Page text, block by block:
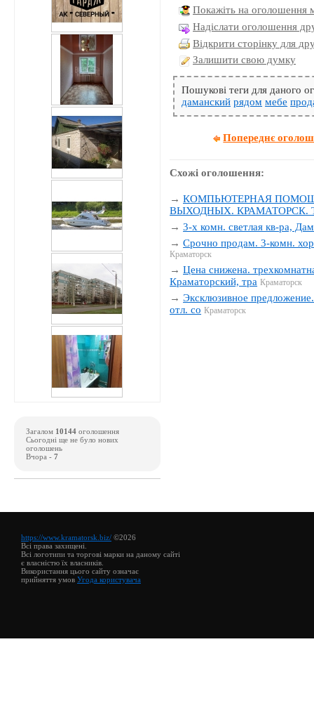
Покажіть на оголошення
Надіслати оголошення
Відкрити сторінку для
Залишити свою думку
Пошукові теги для даного
даманский рядом мебе
Попереднє
Схожі оголошення:
→КОМПЬЮТЕРНАЯ
ВЫХОДНЫХ. КРАМАТОРСК.
→3-х комн. светлая кв-ра,
→Срочно продам. 3-комн.
Краматорск
→Цена снижена.
Краматорский, тра Краматорск
→Эксклюзивное
отл. со Краматорск
Загалом 10144 оголошення
Сьогодні ще не було нових
оголошень
Вчора - 7
https://www.kramatorsk.biz/ ©2026
Всі права захищені.
Всі логотипи та торгові марки на даному сайті
є власністю їх власників.
Використання цього сайту означає
прийняття умов Угода користувача